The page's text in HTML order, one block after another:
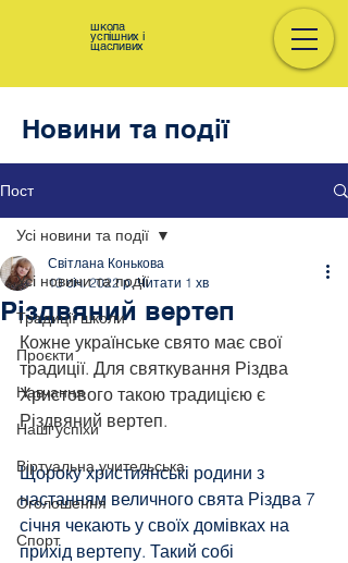
школа
успішних і
щасливих
Новини та події
Пост
Усі новини та події
Традиції школи
Проєкти
Навчання
Наші успіхи
Віртуальна учительська
Оголошення
Спорт
Усі новини та події
Різдвяний вертеп
Світлана Конькова
13 січ. 2022 р. Читати 1 хв
Кожне українське свято має свої
традиції. Для святкування Різдва
Христового такою традицією є
Різдвяний вертеп.
Щороку християнські родини з
настанням величного свята Різдва 7
січня чекають у своїх домівках на
прихід вертепу. Такий собі